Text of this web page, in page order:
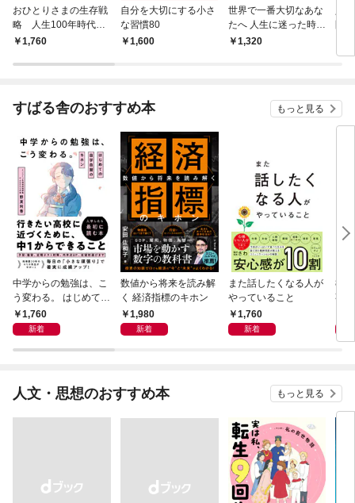
おひとりさまの生存戦
略 人生100年時代を
ご機嫌に生きるスキル
1,760
自分を大切にする小さ
な習慣80
1,600
世界で一番大切なあな
たへ 人生に迷った時に
開く本
1,320
すばる舎のおすすめ本 もっと見る
中学からの勉強は、こ
う変わる。 はじめての
自学自習のキホン
1,760
新着
数値から将来を読み解
く 経済指標のキホン
1,980
新着
また話したくなる人が
やっていること
1,760
新着
83
事
人文・思想のおすすめ本 もっと見る